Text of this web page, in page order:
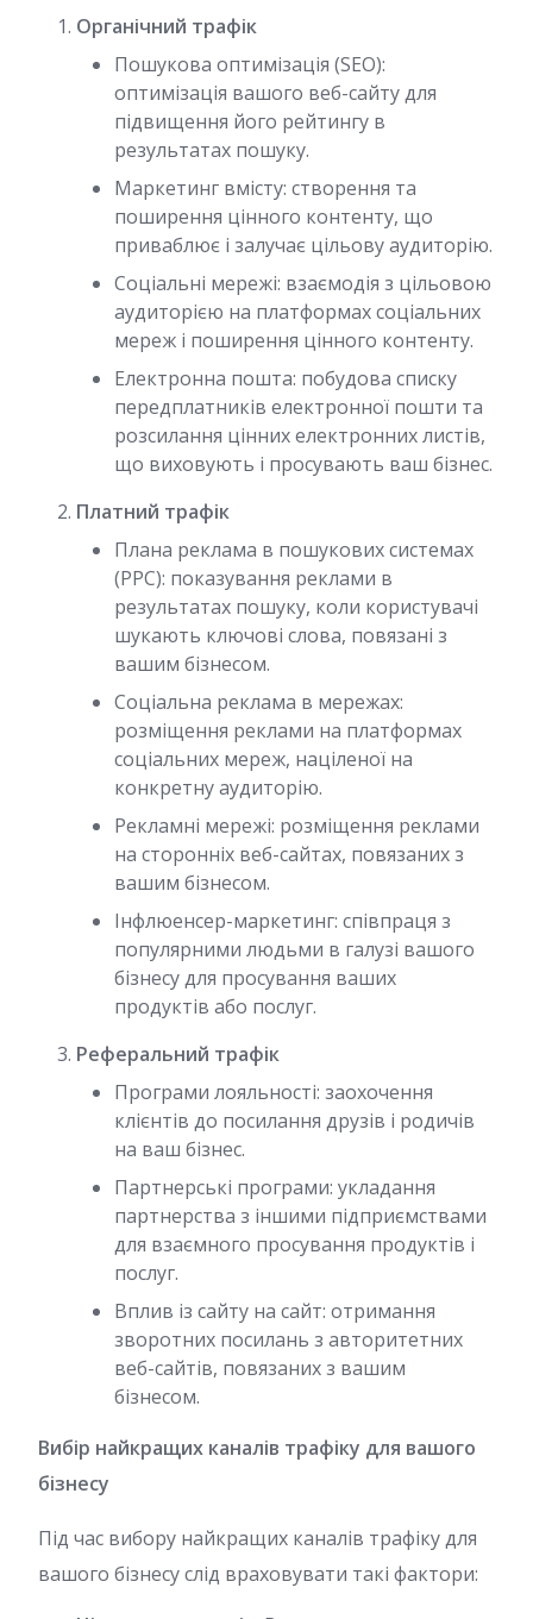
Органічний трафік
Пошукова оптимізація (SEO):
оптимізація вашого веб-сайту для
підвищення його рейтингу в
результатах пошуку.
Маркетинг вмісту: створення та
поширення цінного контенту, що
приваблює і залучає цільову аудиторію.
Соціальні мережі: взаємодія з цільовою
аудиторією на платформах соціальних
мереж і поширення цінного контенту.
Електронна пошта: побудова списку
передплатників електронної пошти та
розсилання цінних електронних листів,
що виховують і просувають ваш бізнес.
Платний трафік
Плана реклама в пошукових системах
(PPC): показування реклами в
результатах пошуку, коли користувачі
шукають ключові слова, повязані з
вашим бізнесом.
Соціальна реклама в мережах:
розміщення реклами на платформах
соціальних мереж, націленої на
конкретну аудиторію.
Рекламні мережі: розміщення реклами
на сторонніх веб-сайтах, повязаних з
вашим бізнесом.
Інфлюенсер-маркетинг: співпраця з
популярними людьми в галузі вашого
бізнесу для просування ваших
продуктів або послуг.
Реферальний трафік
Програми лояльності: заохочення
клієнтів до посилання друзів і родичів
на ваш бізнес.
Партнерські програми: укладання
партнерства з іншими підприємствами
для взаємного просування продуктів і
послуг.
Вплив із сайту на сайт: отримання
зворотних посилань з авторитетних
веб-сайтів, повязаних з вашим
бізнесом.
Вибір найкращих каналів трафіку для вашого
бізнесу
Під час вибору найкращих каналів трафіку для
вашого бізнесу слід враховувати такі фактори: